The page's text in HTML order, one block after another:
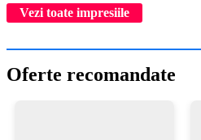
Vezi toate impresiile
Oferte recomandate